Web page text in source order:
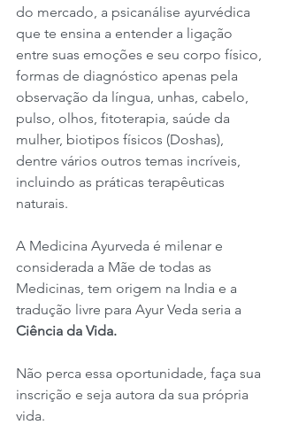
do mercado, a psicanálise ayurvédica
que te ensina a entender a ligação
entre suas emoções e seu corpo físico,
formas de diagnóstico apenas pela
observação da língua, unhas, cabelo,
pulso, olhos, fitoterapia, saúde da
mulher, biotipos físicos (Doshas),
dentre vários outros temas incríveis,
incluindo as práticas terapêuticas
naturais.
A Medicina Ayurveda é milenar e
considerada a Mãe de todas as
Medicinas, tem origem na India e a
tradução livre para Ayur Veda seria a
Ciência da Vida.
Não perca essa oportunidade, faça sua
inscrição e seja autora da sua própria
vida.